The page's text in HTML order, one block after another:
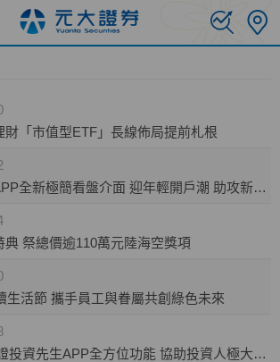
財「市值型ETF」長線佈局提前札根
元大證投資先生APP全新極簡看盤介面 迎年輕開戶潮 助攻新生代投資人效率布局
典 祭總價逾110萬元陸海空獎項
生活節 攜手員工與眷屬共創綠色未來
掌握除權息 元大證投資先生APP全方位功能 協助投資人極大化資產效益